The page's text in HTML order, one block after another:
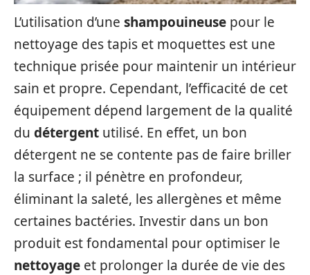
L’utilisation d’une shampouineuse pour le
nettoyage des tapis et moquettes est une
technique prisée pour maintenir un intérieur
sain et propre. Cependant, l’efficacité de cet
équipement dépend largement de la qualité
du détergent utilisé. En effet, un bon
détergent ne se contente pas de faire briller
la surface ; il pénètre en profondeur,
éliminant la saleté, les allergènes et même
certaines bactéries. Investir dans un bon
produit est fondamental pour optimiser le
nettoyage et prolonger la durée de vie des